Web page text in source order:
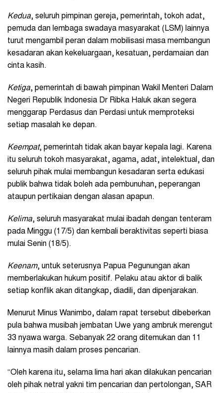
Kedua, seluruh pimpinan gereja, pemerintah, tokoh adat,
pemuda dan lembaga swadaya masyarakat (LSM) lainnya
turut mengambil peran dalam mobilisasi masa membangun
kesadaran akan kekeluargaan, kesatuan, perdamaian dan
cinta kasih.
Ketiga, pemerintah di bawah pimpinan Wakil Menteri Dalam
Negeri Republik Indonesia Dr Ribka Haluk akan segera
menggarap Perdasus dan Perdasi untuk memproteksi
setiap masalah ke depan.
Keempat, pemerintah tidak akan bayar kepala lagi. Karena
itu seluruh tokoh masyarakat, agama, adat, intelektual, dan
seluruh pihak mulai membangun kesadaran serta edukasi
publik bahwa tidak boleh ada pembunuhan, peperangan
ataupun pertikaian dengan alasan apapun.
Kelima, seluruh masyarakat mulai ibadah dengan tenteram
pada Minggu (17/5) dan kembali beraktivitas seperti biasa
mulai Senin (18/5).
Keenam, untuk seterusnya Papua Pegunungan akan
memberlakukan hukum positif. Pelaku atau aktor di balik
setiap konflik akan ditangkap, diadili, dan dipenjarakan.
Menurut Minus Wanimbo, dalam rapat tersebut dibeberkan
pula bahwa musibah jembatan Uwe yang ambruk merengut
33 nyawa warga. Sebanyak 22 orang ditemukan dan 11
lainnya masih dalam proses pencarian.
“Oleh karena itu, selama lima hari akan dilakukan pencarian
oleh pihak netral yakni tim pencarian dan pertolongan, SAR